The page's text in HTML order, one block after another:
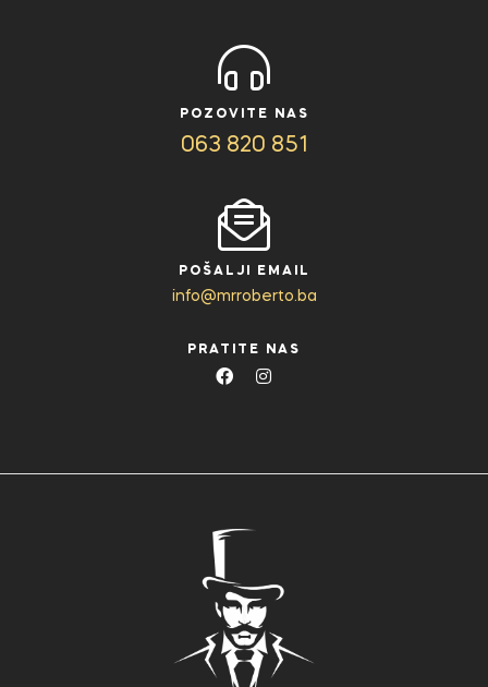
POZOVITE NAS
063 820 851
POŠALJI EMAIL
info@mrroberto.ba
PRATITE NAS